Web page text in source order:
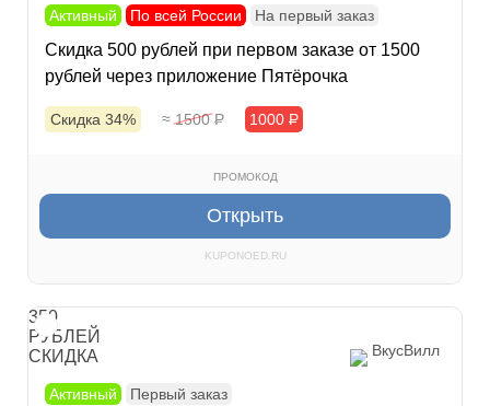
Активный По всей России На первый заказ
Скидка 500 рублей при первом заказе от 1500
рублей через приложение Пятёрочка
Скидка 34% ≈ 1500Р 1000 Р
ПРОМОКОД
Открыть
KUPONOED.RU
350
РУБЛЕЙ
СКИДКА
ВкусВилл
Активный Первый заказ